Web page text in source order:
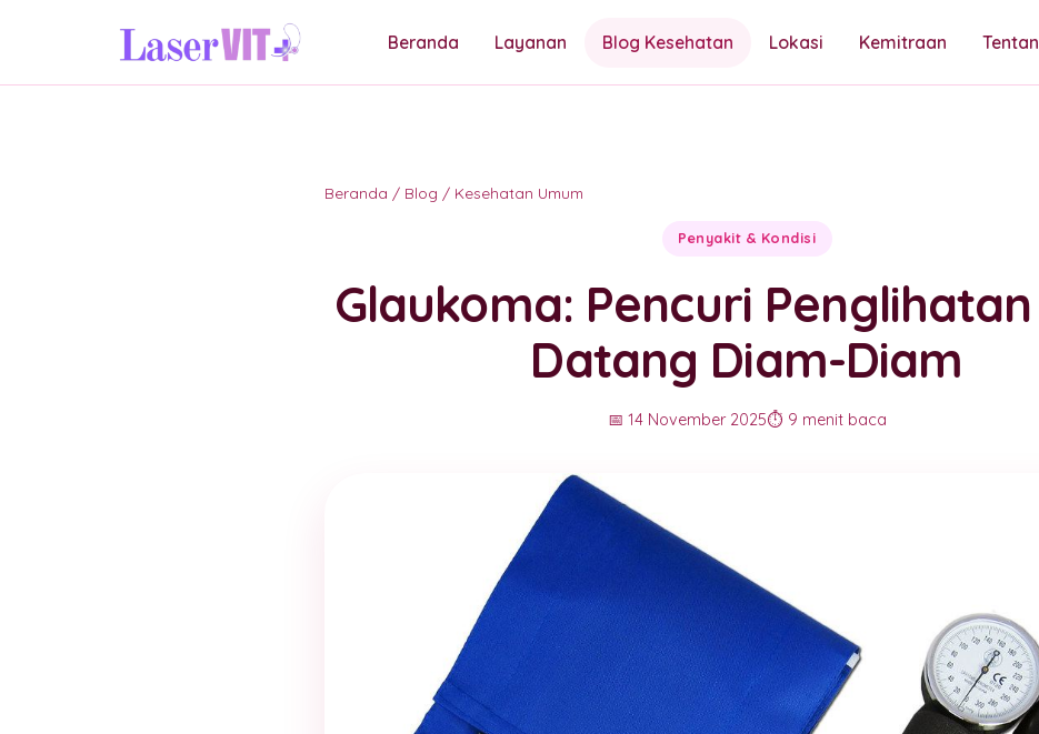
Beranda Layanan Blog Kesehatan Lokasi Kemitraan
Beranda / Blog / Kesehatan Umum
Penyakit & Kondisi
Glaukoma: Pencuri
Datang Diam-Diam
📅 14 November 2025⏱️ 9 menit baca